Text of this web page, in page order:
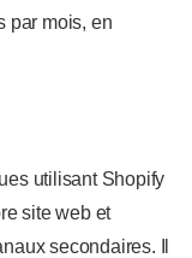
par mois, en
utilisant Shopify
site web et
secondaires. Il